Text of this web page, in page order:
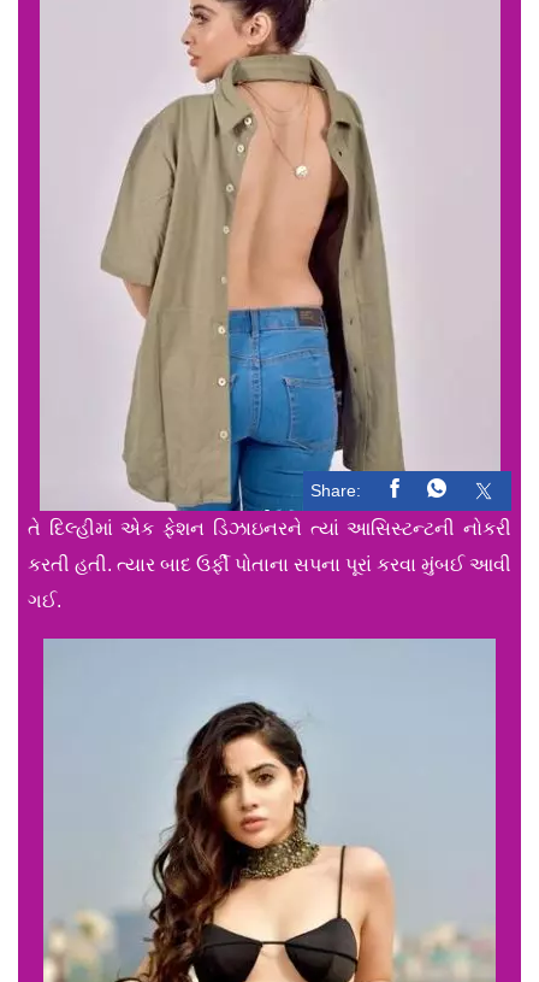
Share:
તે દિલ્હીમાં એક ફેશન ડિઝાઇનરને ત્યાં આસિસ્ટન્ટની નોકરી
કરતી હતી. ત્યાર બાદ ઉર્ફી પોતાના સપના પૂરાં કરવા મુંબઈ આવી
ગઈ.